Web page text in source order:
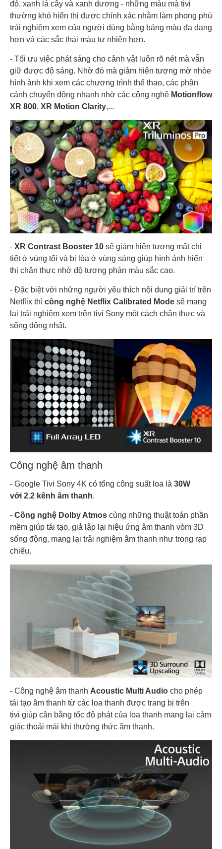
đỏ, xanh lá cây và xanh dương - những màu mà tivi
thường khó hiển thị được chính xác nhằm làm phong phú
trải nghiệm xem của người dùng bằng bảng màu đa dạng
hơn và các sắc thái màu tự nhiên hơn.
- Tối ưu việc phát sáng cho cảnh vật luôn rõ nét mà vẫn
giữ được độ sáng. Nhờ đó mà giảm hiện tượng mờ nhòe
hình ảnh khi xem các chương trình thể thao, các phân
cảnh chuyển động nhanh nhờ các công nghệ Motionflow
XR 800, XR Motion Clarity,...
- XR Contrast Booster 10 sẽ giảm hiện tượng mất chi
tiết ở vùng tối và bị lóa ở vùng sáng giúp hình ảnh hiển
thị chân thực nhờ độ tương phản màu sắc cao.
- Đặc biệt với những người yêu thích nội dung giải trí trên
Netflix thì công nghệ Netflix Calibrated Mode sẽ mang
lại trải nghiệm xem trên tivi Sony một cách chân thực và
sống động nhất.
Công nghệ âm thanh
- Google Tivi Sony 4K có tổng công suất loa là 30W
với 2.2 kênh âm thanh.
- Công nghệ Dolby Atmos cùng những thuật toán phần
mềm giúp tái tạo, giả lập lại hiệu ứng âm thanh vòm 3D
sống động, mang lại trải nghiệm âm thanh như trong rạp
chiếu.
- Công nghệ âm thanh Acoustic Multi Audio cho phép
tái tạo âm thanh từ các loa thanh được trang bị trên
tivi giúp cân bằng tốc độ phát của loa thanh mang lại cảm
giác thoải mái khi thưởng thức âm thanh.